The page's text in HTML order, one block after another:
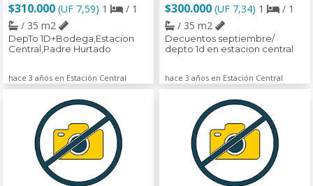
$310.000 (UF 7,59) 1
/ 1
/ 35 m2
DepTo 1D+Bodega,Estacion
Central,Padre Hurtado
hace 3 años en Estación Central
$300.000 (UF 7,34) 1
/ 1
/ 35 m2
Decuentos septiembre/
depto 1d en estacion central
hace 3 años en Estación Central